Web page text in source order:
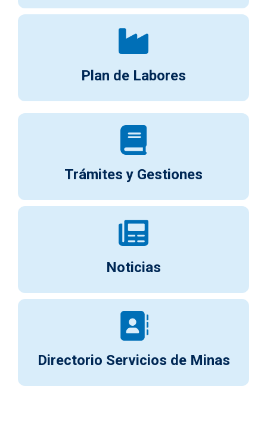
Plan de Labores
Trámites y Gestiones
Noticias
Directorio Servicios de Minas